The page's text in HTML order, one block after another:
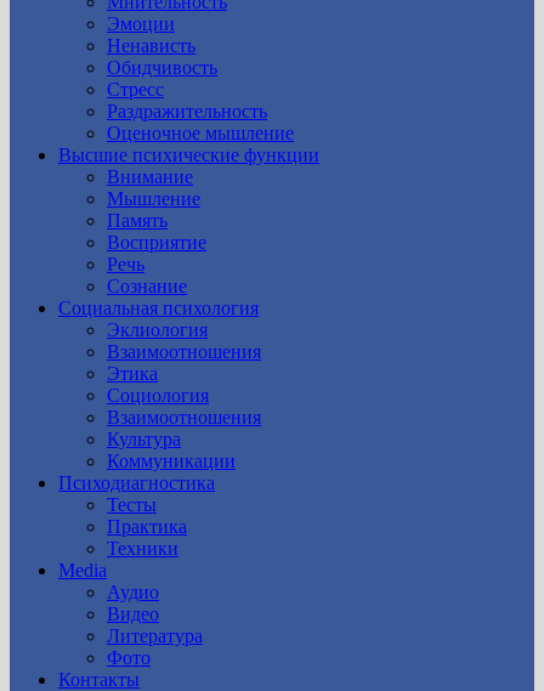
Эмоции
Ненависть
Обидчивость
Стресс
Раздражительность
Оценочное мышление
Высшие психические функции
Внимание
Мышление
Память
Восприятие
Речь
Сознание
Социальная психология
Эклиология
Взаимоотношения
Этика
Социология
Взаимоотношения
Культура
Коммуникации
Психодиагностика
Тесты
Практика
Техники
Media
Аудио
Видео
Литература
Фото
Контакты